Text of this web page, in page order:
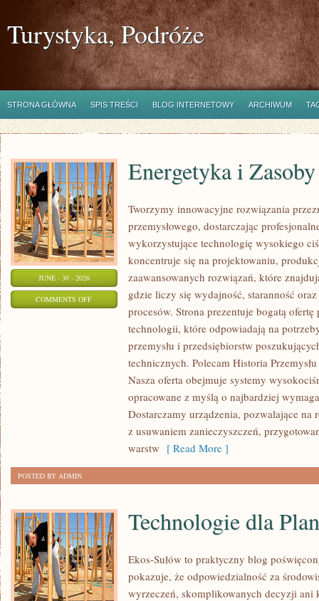
Turystyka, Podróże
STRONA GŁÓWNA SPIS TREŚCI BLOG INTERNETOWY ARCHIWUM
JUNE - 30 - 2026
COMMENTS OFFON
ENERGETYKA
Energetyka i Zasoby
Tworzymy innowacyjne rozwiązania
przemysłowego, dostarczając
wykorzystujące technologię wysokiego
koncentruje się na projektowaniu,
zaawansowanych rozwiązań, które
gdzie liczy się wydajność, staranność
procesów. Strona prezentuje bogatą ofertę
technologii, które odpowiadają na
przemysłu i przedsiębiorstw
technicznych. Polecam Historia
Nasza oferta obejmuje systemy
opracowane z myślą o najbardziej
Dostarczamy urządzenia, pozwalające na
z usuwaniem zanieczyszczeń,
warstw [ Read More ]
POSTED BY ADMIN
Technologie dla
Ekos-Sułów to praktyczny blog
pokazuje, że odpowiedzialność za
wyrzeczeń, skomplikowanych decyzji ani